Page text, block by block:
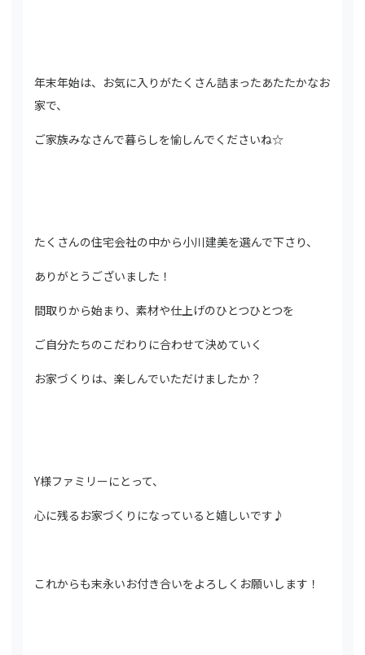
年末年始は、お気に入りがたくさん詰まったあたたかなお
家で、
ご家族みなさんで暮らしを愉しんでくださいね☆
たくさんの住宅会社の中から小川建美を選んで下さり、
ありがとうございました！
間取りから始まり、素材や仕上げのひとつひとつを
ご自分たちのこだわりに合わせて決めていく
お家づくりは、楽しんでいただけましたか？
Y様ファミリーにとって、
心に残るお家づくりになっていると嬉しいです♪
これからも末永いお付き合いをよろしくお願いします！